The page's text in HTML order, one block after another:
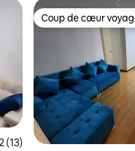
de 4,92 sur 5, 13
(13)
Coup de cœur
Coup de cœur